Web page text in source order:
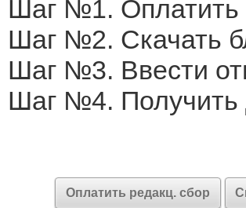
Шаг №1. Оплатить
Шаг №2. Скачать
Шаг №3. Ввести
Шаг №4. Получить
Оплатить редакц. сбор